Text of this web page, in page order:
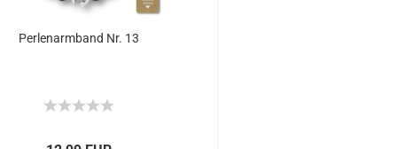
Perlenarmband Nr. 13